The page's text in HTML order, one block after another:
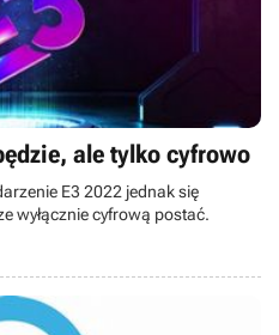
ale tylko cyfrowo
E3 2022 jednak się
wyłącznie cyfrową postać.